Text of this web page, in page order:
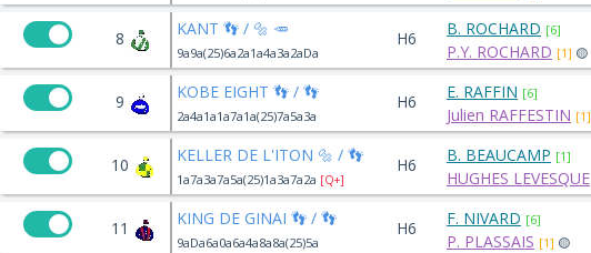
8 KANT 👣 / 🔩 🥕
9a9a(25)6a2a1a4a3a2aDa
H6 B. ROCHARD [6]
P.Y. ROCHARD [1] 🟡
9 KOBE EIGHT 👣 / 👣
2a4a1a1a7a1a(25)7a5a3a
H6 E. RAFFIN [6]
Julien RAFFESTIN [1]
10 KELLER DE L'ITON 🔩 / 👣
1a7a3a7a5a(25)1a3a7a2a [Q+]
H6 B. BEAUCAMP [1]
HUGHES LEVESQUE
11 KING DE GINAI 👣 / 👣
9aDa6a0a6a4a8a8a(25)5a
H6 F. NIVARD [6]
P. PLASSAIS [1] 🟡